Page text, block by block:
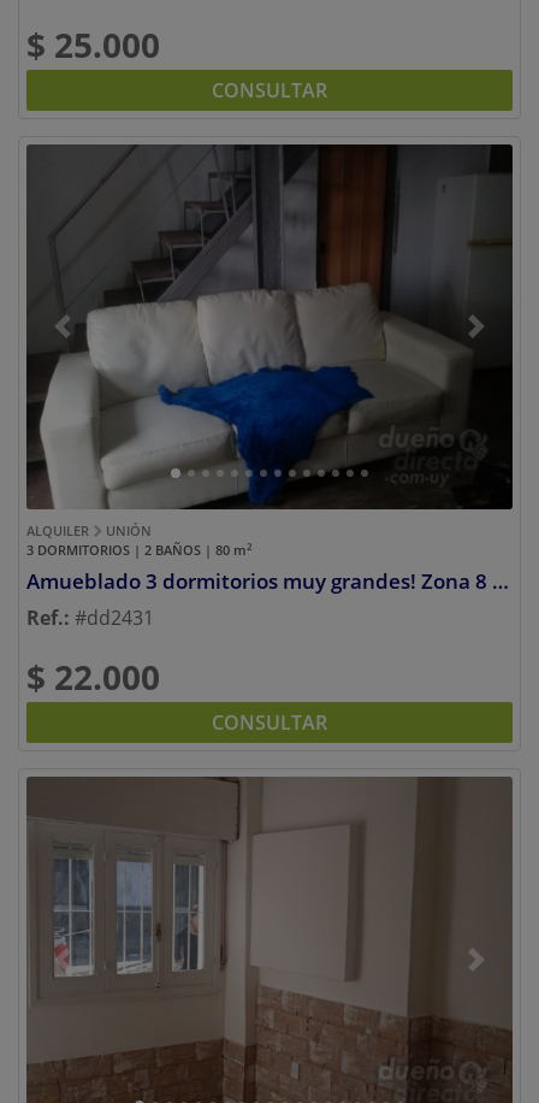
$ 25.000
CONSULTAR
Previous Next
ALQUILER
UNIÓN
3 DORMITORIOS | 2 BAÑOS | 80 m2
Amueblado 3 dormitorios muy grandes! Zona 8 de Octubre y 20 de Febrero!! Acepto Depósito en Garantía!!
Ref.: #dd2431
$ 22.000
CONSULTAR
Previous Next